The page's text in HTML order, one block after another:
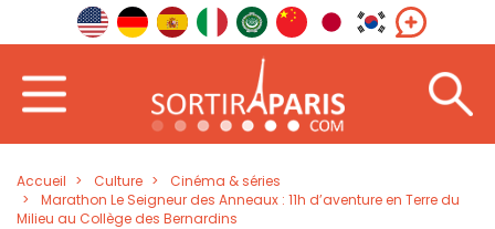
Accueil Culture
Cinéma & séries
Marathon Le Seigneur des Anneaux : 11h d’aventure en Terre du
Milieu au Collège des Bernardins